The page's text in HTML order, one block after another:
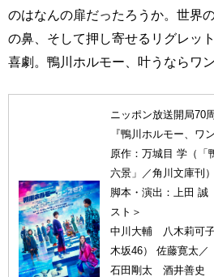
のはなんの扉だったろうか。世界
の鼻、そして押し寄せるリグレッ
喜劇。鴨川ホルモー、叶うならワン
ニッポン放送開局70
『鴨川ホルモー、ワ
原作：万城目 学（「
六景」／角川文庫刊）
脚本・演出：上田 誠
スト＞
中川大輔 八木莉可
木坂46） 佐藤寛太／
石田剛太 酒井善史